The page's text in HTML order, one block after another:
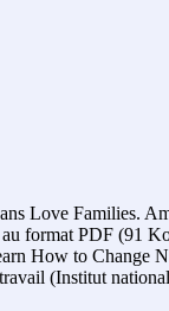
Love Families.
format PDF (91
How to Change
(Institut